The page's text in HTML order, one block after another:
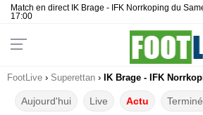
Match en direct IK Brage - IFK Norrkoping du
17:00
FootLive › Superettan › IK Brage - IFK
Aujourd'hui Live Actu